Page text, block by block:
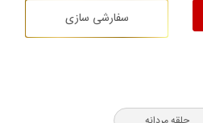
سفارشی سازی